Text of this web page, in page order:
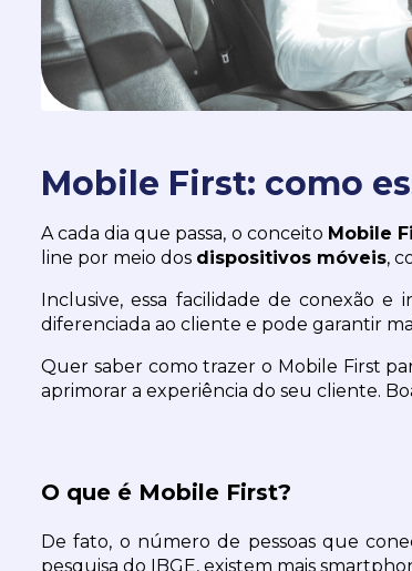
Mobile First: como
A cada dia que passa, o conceito Mobile
line por meio dos dispositivos móveis,
Inclusive, essa facilidade de conexão
diferenciada ao cliente e pode garantir
Quer saber como trazer o Mobile First
aprimorar a experiência do seu cliente.
O que é Mobile First?
De fato, o número de pessoas que
pesquisa do IBGE, existem mais